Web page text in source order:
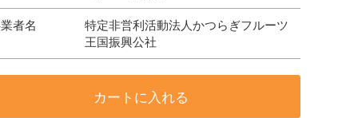
者名
特定非営利活動法人かつらぎフルーツ
王国振興公社
カートに入れる